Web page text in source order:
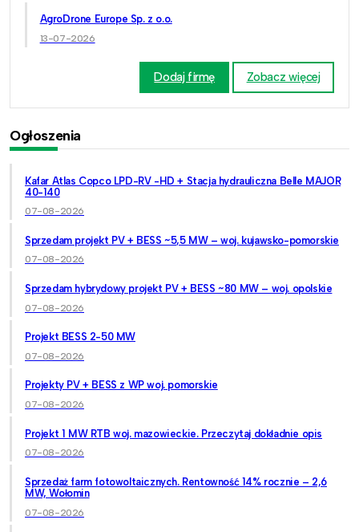
AgroDrone Europe Sp. z o.o.
13-07-2026
Dodaj firmę Zobacz więcej
Ogłoszenia
Kafar Atlas Copco LPD-RV -HD + Stacja hydrauliczna Belle MAJOR
40-140
07-08-2026
Sprzedam projekt PV + BESS ~5,5 MW – woj. kujawsko-pomorskie
07-08-2026
Sprzedam hybrydowy projekt PV + BESS ~80 MW – woj. opolskie
07-08-2026
Projekt BESS 2-50 MW
07-08-2026
Projekty PV + BESS z WP woj. pomorskie
07-08-2026
Projekt 1 MW RTB woj. mazowieckie. Przeczytaj dokładnie opis
07-08-2026
Sprzedaż farm fotowoltaicznych. Rentowność 14% rocznie – 2,6
MW, Wołomin
07-08-2026